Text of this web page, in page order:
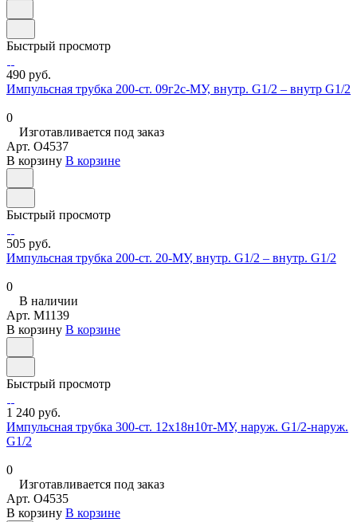
Быстрый просмотр
490 руб.
Импульсная трубка 200-ст. 09г2с-МУ, внутр. G1/2 – внутр G1/2
0
Изготавливается под заказ
Арт. O4537
В корзину В корзине
Быстрый просмотр
505 руб.
Импульсная трубка 200-ст. 20-МУ, внутр. G1/2 – внутр. G1/2
0
В наличии
Арт. M1139
В корзину В корзине
Быстрый просмотр
1 240 руб.
Импульсная трубка 300-ст. 12х18н10т-МУ, наруж. G1/2-наруж.
G1/2
0
Изготавливается под заказ
Арт. O4535
В корзину В корзине